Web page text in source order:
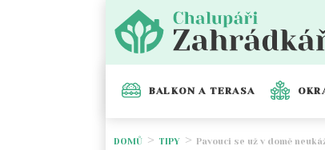
BALKON A TERASA
DOMŮ TIPY Pavouci se už v domě